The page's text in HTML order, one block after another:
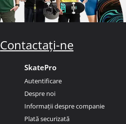
Contactați-ne
SkatePro
Autentificare
Despre noi
Informații despre companie
Plată securizată